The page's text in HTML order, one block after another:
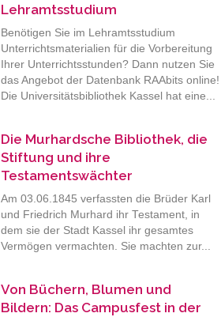
Lehramtsstudium
Benötigen Sie im Lehramtsstudium
Unterrichtsmaterialien für die Vorbereitung
Ihrer Unterrichtsstunden? Dann nutzen Sie
das Angebot der Datenbank RAAbits online!
Die Universitätsbibliothek Kassel hat eine...
Die Murhardsche Bibliothek, die
Stiftung und ihre
Testamentswächter
Am 03.06.1845 verfassten die Brüder Karl
und Friedrich Murhard ihr Testament, in
dem sie der Stadt Kassel ihr gesamtes
Vermögen vermachten. Sie machten zur...
Von Büchern, Blumen und
Bildern: Das Campusfest in der